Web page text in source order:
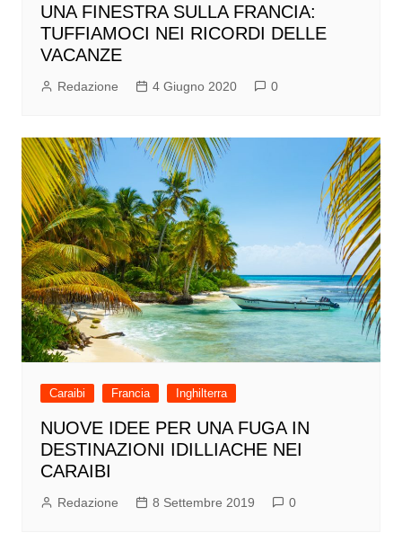
UNA FINESTRA SULLA FRANCIA:
TUFFIAMOCI NEI RICORDI DELLE
VACANZE
Redazione 4 Giugno 2020 0
Caraibi Francia Inghilterra
NUOVE IDEE PER UNA FUGA IN
DESTINAZIONI IDILLIACHE NEI
CARAIBI
Redazione 8 Settembre 2019 0